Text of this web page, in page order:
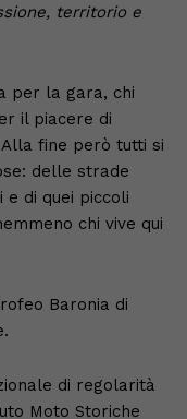
territorio e
per la gara, chi
il piacere di
fine però tutti si
delle strade
di quei piccoli
chi vive qui
Baronia di
di regolarità
Moto Storiche